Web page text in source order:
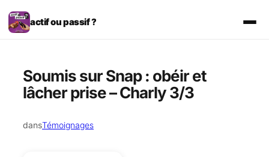
Aller
au
contenu
actif ou passif ?
Soumis sur Snap : obéir et
lâcher prise – Charly 3/3
dansTémoignages